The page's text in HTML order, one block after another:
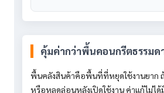
คุ้มค่ากว่าพื้นคอนกรีตธรรมด
พื้นคลังสินค้าคือพื้นที่ที่หยุดใช้งานยาก
หรือหลุดล่อนหลังเปิดใช้งาน ค่าแก้ไม่ได้